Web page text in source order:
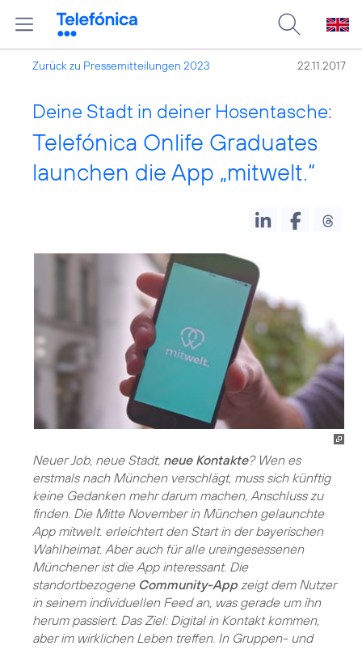
Zurück zu Pressemitteilungen 2023 22.11.2017
Deine Stadt in deiner Hosentasche:
Telefónica Onlife Graduates
launchen die App „mitwelt.“
Neuer Job, neue Stadt, neue Kontakte? Wen es
erstmals nach München verschlägt, muss sich künftig
keine Gedanken mehr darum machen, Anschluss zu
finden. Die Mitte November in München gelaunchte
App mitwelt. erleichtert den Start in der bayerischen
Wahlheimat. Aber auch für alle ureingesessenen
Münchener ist die App interessant. Die
standortbezogene Community-App zeigt dem Nutzer
in seinem individuellen Feed an, was gerade um ihn
herum passiert. Das Ziel: Digital in Kontakt kommen,
aber im wirklichen Leben treffen. In Gruppen- und